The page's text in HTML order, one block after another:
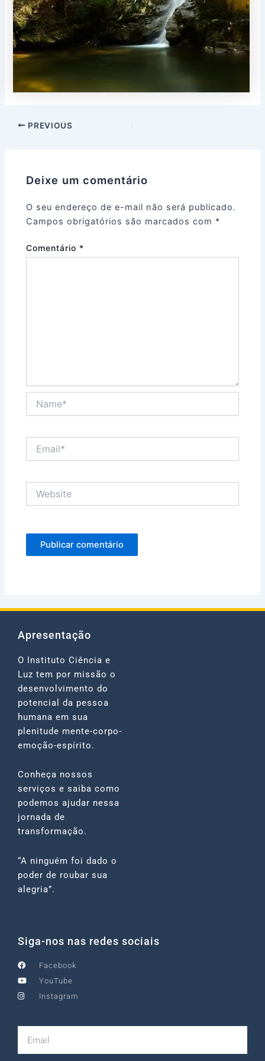
PREVIOUS
Deixe um comentário
O seu endereço de e-mail não será publicado.
Campos obrigatórios são marcados com *
Comentário *
Apresentação
O Instituto Ciência e
Luz tem por missão o
desenvolvimento do
potencial da pessoa
humana em sua
plenitude mente-corpo-
emoção-espírito.
Conheça nossos
serviços e saiba como
podemos ajudar nessa
jornada de
transformação.
“A ninguém foi dado o
poder de roubar sua
alegria”.
Siga-nos nas redes sociais
Facebook
YouTube
Instagram